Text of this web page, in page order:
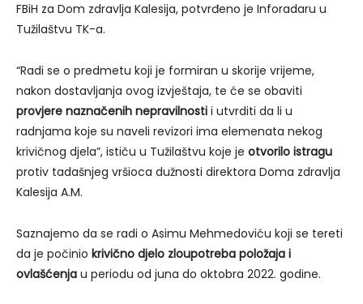
FBiH za Dom zdravlja Kalesija, potvrđeno je Inforadaru u
Tužilaštvu TK-a.
“Radi se o predmetu koji je formiran u skorije vrijeme,
nakon dostavljanja ovog izvještaja, te će se obaviti
provjere naznačenih nepravilnosti i utvrditi da li u
radnjama koje su naveli revizori ima elemenata nekog
krivičnog djela”, ističu u Tužilaštvu koje je otvorilo istragu
protiv tadašnjeg vršioca dužnosti direktora Doma zdravlja
Kalesija A.M.
Saznajemo da se radi o Asimu Mehmedoviću koji se tereti
da je počinio krivično djelo zloupotreba položaja i
ovlašćenja u periodu od juna do oktobra 2022. godine.